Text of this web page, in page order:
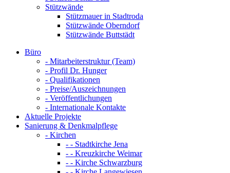
Stützwände
Stützmauer in Stadtroda
Stützwände Oberndorf
Stützwände Buttstädt
Büro
- Mitarbeiterstruktur (Team)
- Profil Dr. Hunger
- Qualifikationen
- Preise/Auszeichnungen
- Veröffentlichungen
- Internationale Kontakte
Aktuelle Projekte
Sanierung & Denkmalpflege
- Kirchen
- - Stadtkirche Jena
- - Kreuzkirche Weimar
- - Kirche Schwarzburg